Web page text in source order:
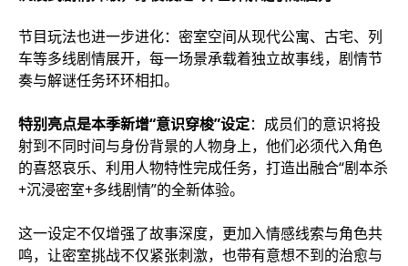
节目玩法也进一步进化：密室空间从现代公寓、古宅、列
车等多线剧情展开，每一场景承载着独立故事线，剧情节
奏与解谜任务环环相扣。
特别亮点是本季新增“意识穿梭”设定：成员们的意识将投
射到不同时间与身份背景的人物身上，他们必须代入角色
的喜怒哀乐、利用人物特性完成任务，打造出融合“剧本杀
+沉浸密室+多线剧情”的全新体验。
这一设定不仅增强了故事深度，更加入情感线索与角色共
鸣，让密室挑战不仅紧张刺激，也带有意想不到的治愈与